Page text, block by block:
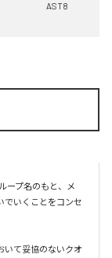
AST8
ープ名のもと、メ
でいくことをコンセ
いて妥協のないクオ